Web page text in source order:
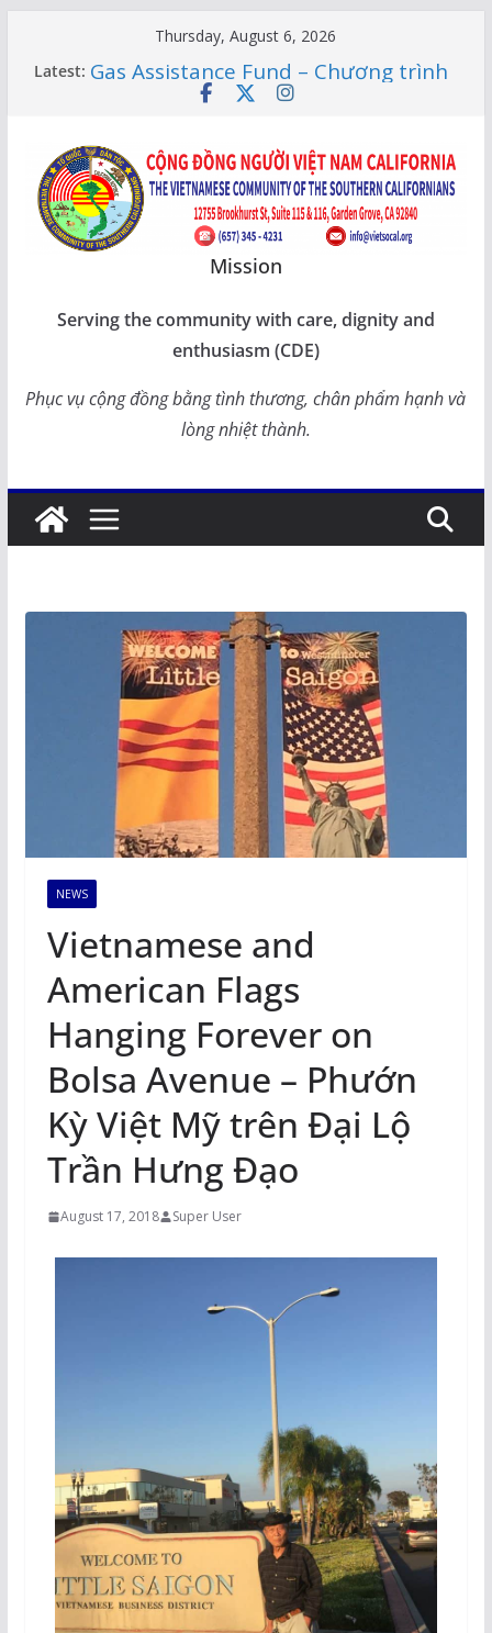
Thursday, August 6, 2026
Latest: Gas Assistance Fund – Chương trình
giúp đỡ tiền Socalgas
Citizenship Flashcard Apps – Ứng
Dụng Ôn Thi Quốc Tịch 2026
Human Rights Update in Vietnam
XUÂN SUNG TÚC – TẾT SẺ CHIA
CÙNG CÁC BẬC CAO NIÊN TẠI
Mission
Serving the community with care, dignity and
enthusiasm (CDE)
Phục vụ cộng đồng bằng tình thương, chân phẩm hạnh và
lòng nhiệt thành.
NEWS
Vietnamese and
American Flags
Hanging Forever on
Bolsa Avenue – Phướn
Kỳ Việt Mỹ trên Đại Lộ
Trần Hưng Đạo
August 17, 2018 Super User